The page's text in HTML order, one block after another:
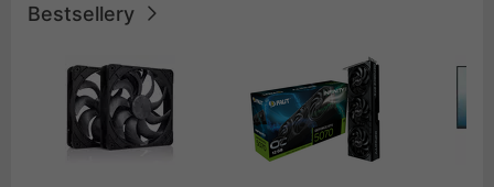
Bestsellery